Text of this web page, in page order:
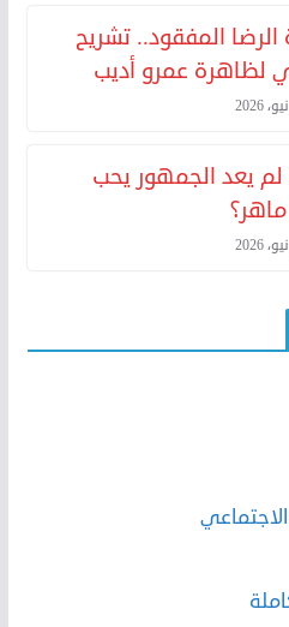
المفقود.. تشريح
لظاهرة عمرو أديب
لم يعد الجمهور يحب